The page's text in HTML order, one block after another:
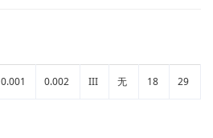
0.001 0.002 III 无 18 29